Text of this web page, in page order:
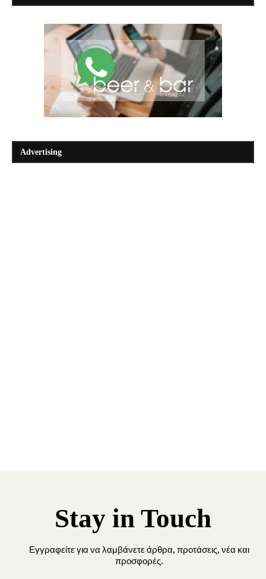
Advertising
Stay in Touch
Εγγραφείτε για να λαμβάνετε άρθρα, προτάσεις, νέα και
προσφορές.